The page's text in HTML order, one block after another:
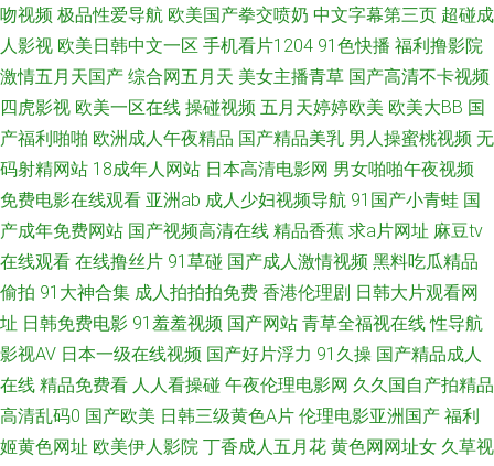
永久入口 蜜桃视频免费在线观看 91另类精品日韩欧美 激情啪啪在线观看91
91你懂的在线 欧美最新精品一区 avv在线 探花在线播放 99超碰在线天堂 色
戒wwwwwww 91在线艹精品 欧美牛b叉视频 福利涩91 91成人一级片 日韩不
卡在线乱码人妻 国产精品91福利视频 91强奸 亚洲精品五月婷婷 国产91系列
在线播放 影音先锋AV成人片 人人操人人 91字幕中文视频 91色摸 久久一久
久一久久 91免费观看视频 久久精品看久久 91豆花吃瓜视频 久久精品一级毛
在线电影 精品丝袜黑丝在线观看 91爱爱在线影院 国内精品久久98 99中文字
吻视频 极品性爱导航 欧美国产拳交喷奶 中文字幕第三页 超碰成
人影视 欧美日韩中文一区 手机看片1204 91色快播 福利撸影院
激情五月天国产 综合网五月天 美女主播青草 国产高清不卡视频
四虎影视 欧美一区在线 操碰视频 五月天婷婷欧美 欧美大BB 国
产福利啪啪 欧洲成人午夜精品 国产精品美乳 男人操蜜桃视频 无
码射精网站 18成年人网站 日本高清电影网 男女啪啪午夜视频
免费电影在线观看 亚洲ab 成人少妇视频导航 91国产小青蛙 国
产成年免费网站 国产视频高清在线 精品香蕉 求a片网址 麻豆tv
在线观看 在线撸丝片 91草碰 国产成人激情视频 黑料吃瓜精品
偷拍 91大神合集 成人拍拍拍免费 香港伦理剧 日韩大片观看网
址 日韩免费电影 91羞羞视频 国产网站 青草全福视在线 性导航
影视AV 日本一级在线视频 国产好片浮力 91久操 国产精品成人
在线 精品免费看 人人看操碰 午夜伦理电影网 久久国自产拍精品
高清乱码0 国产欧美 日韩三级黄色A片 伦理电影亚洲国产 福利
姬黄色网址 欧美伊人影院 丁香成人五月花 黄色网网址女 久草视